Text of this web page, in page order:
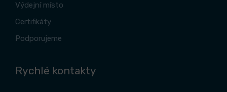
Výdejní místo
Certifikáty
Podporujeme
Rychlé kontakty